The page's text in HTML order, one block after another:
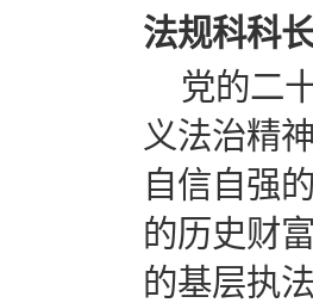
法规科科
党的二
义法治精
自信自强
的历史财
的基层执